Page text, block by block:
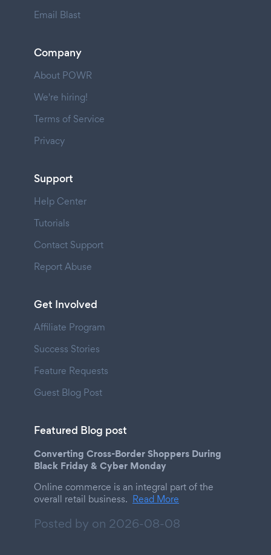
Email Blast
Company
About POWR
We're hiring!
Terms of Service
Privacy
Support
Help Center
Tutorials
Contact Support
Report Abuse
Get Involved
Affiliate Program
Success Stories
Feature Requests
Guest Blog Post
Featured Blog post
Converting Cross-Border Shoppers During
Black Friday & Cyber Monday
Online commerce is an integral part of the
overall retail business. Read More
Posted by on 2026-08-08